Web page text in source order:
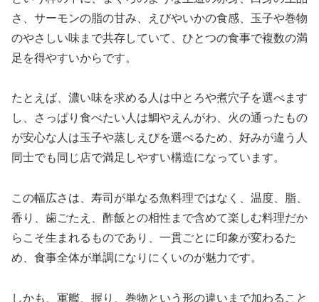
さ、サーモンの脂の甘み、えびやいかの食感、玉子や巻物
のやさしい味まで共存していて、ひとつの食事で複数の満
足を得やすいからです。
たとえば、濃い味を求める人は中とろや煮穴子を選べます
し、さっぱり食べたい人は鯛やえんがわ、火の通ったもの
が安心な人は玉子や蒸しえびを選べるため、好みが違う人
同士でも同じ店で満足しやすい構造になっています。
この幅広さは、寿司が単なる魚料理ではなく、温度、脂、
香り、歯ごたえ、酢飯との相性まで含めて楽しむ料理だか
らこそ生まれるものであり、一貫ごとに印象が変わるた
め、食事全体が単調になりにくいのが魅力です。
しかも、軍艦、握り、巻物という形の違いまで加わること